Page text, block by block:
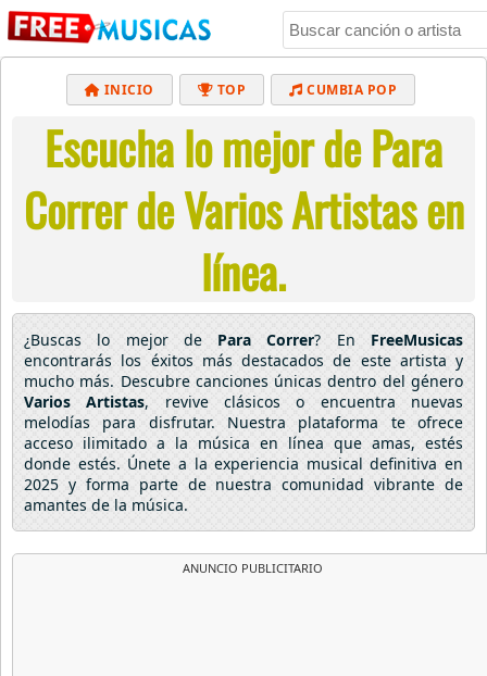
INICIO TOP CUMBIA POP
MUSICA CRISTIANA
REGGAETON BALADAS ALTERNATIVO
ELECTRÓNICA CUMBIAS
Escucha lo mejor de Para
Correr de Varios Artistas en
línea.
¿Buscas lo mejor de Para Correr? En FreeMusicas
encontrarás los éxitos más destacados de este artista y
mucho más. Descubre canciones únicas dentro del género
Varios Artistas, revive clásicos o encuentra nuevas
melodías para disfrutar. Nuestra plataforma te ofrece
acceso ilimitado a la música en línea que amas, estés
donde estés. Únete a la experiencia musical definitiva en
2025 y forma parte de nuestra comunidad vibrante de
amantes de la música.
ANUNCIO PUBLICITARIO